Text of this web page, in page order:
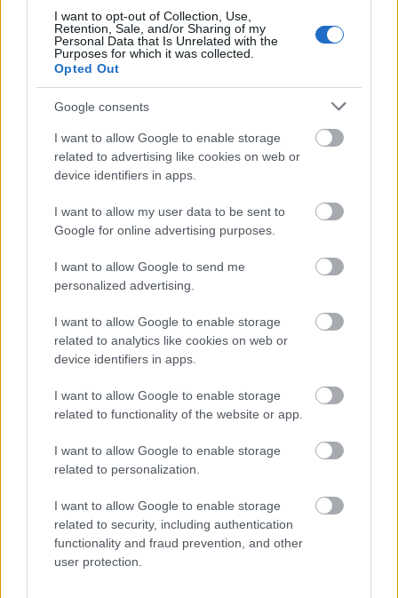
I want to opt-out of Collection, Use,
Retention, Sale, and/or Sharing of my
Personal Data that Is Unrelated with the
Purposes for which it was collected.
Opted Out
Google consents
I want to allow Google to enable storage
related to advertising like cookies on web or
device identifiers in apps.
I want to allow my user data to be sent to
Google for online advertising purposes.
I want to allow Google to send me
personalized advertising.
I want to allow Google to enable storage
related to analytics like cookies on web or
device identifiers in apps.
I want to allow Google to enable storage
related to functionality of the website or app.
I want to allow Google to enable storage
related to personalization.
I want to allow Google to enable storage
related to security, including authentication
functionality and fraud prevention, and other
user protection.
Amikor már a termelésnél tartasz oda kell figyelni,
hogy mi az, ami hátráltat. Például a megbeszélések.
Rettentő magas költséggel bírnak ahhoz képest,
hogy nem egyszer mondjuk egy öt perc alatt
letisztázható dolog miatt elmegy vele egy óra.
lehet okosan is csinálni, aminek a módszerét is
megtalálod a kötetben.
olvashatsz, az egyik kedvencem, amit sokan nem
vesznek figyelembe: múld alul a versenytársaid! Ez
legyőzni a versenytársad, ha neked eggyel több van,
mint nekik. Ez teljesen mindegy, hogy miben
mérhető. Hogy ő fél milliót költ, akkor neked 600
ezret kell, ha neki 50 alkalmazottja van, neked 60